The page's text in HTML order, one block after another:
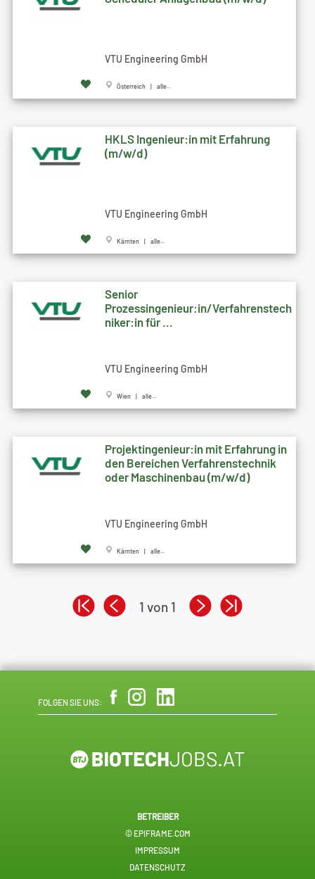
VTU Engineering GmbH
Österreich | alle...
HKLS Ingenieur:in mit Erfahrung
(m/w/d)
VTU Engineering GmbH
Kärnten | alle...
Senior
Prozessingenieur:in/Verfahrenstech
niker:in für ...
VTU Engineering GmbH
Wien | alle...
Projektingenieur:in mit Erfahrung in
den Bereichen Verfahrenstechnik
oder Maschinenbau (m/w/d)
VTU Engineering GmbH
Kärnten | alle...
1 von 1
FOLGEN SIE UNS:
BETREIBER
© EPIFRAME.COM
IMPRESSUM
DATENSCHUTZ